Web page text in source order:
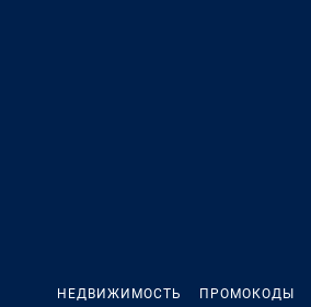
НЕДВИЖИМОСТЬ ПРОМОКОДЫ